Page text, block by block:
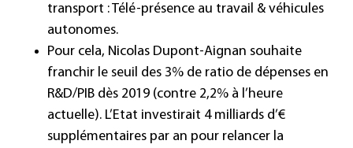
transport : Télé-présence au travail & véhicules
autonomes.
Pour cela, Nicolas Dupont-Aignan souhaite
franchir le seuil des 3% de ratio de dépenses en
R&D/PIB dès 2019 (contre 2,2% à l’heure
actuelle). L’Etat investirait 4 milliards d’€
supplémentaires par an pour relancer la